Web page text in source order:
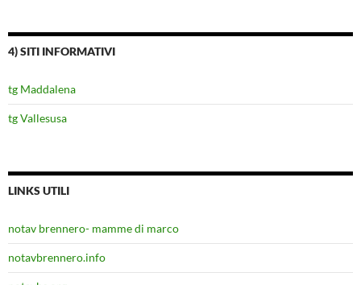
4) SITI INFORMATIVI
tg Maddalena
tg Vallesusa
LINKS UTILI
notav brennero- mamme di marco
notavbrennero.info